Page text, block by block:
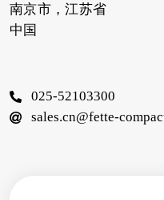
南京市，江苏省
中国
025-52103300
sales.cn@fette-